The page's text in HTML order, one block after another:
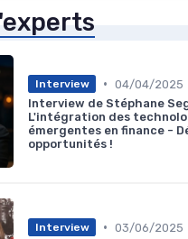
Interview • 04/04/2025
Interview de Stéphane
L'intégration des
émergentes en finance -
opportunités !
Interview • 03/06/2025